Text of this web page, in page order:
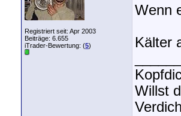
Registriert seit: Apr 2003
Beiträge: 6.655
iTrader-Bewertung: (5)
Wenn
Kälter
Willst